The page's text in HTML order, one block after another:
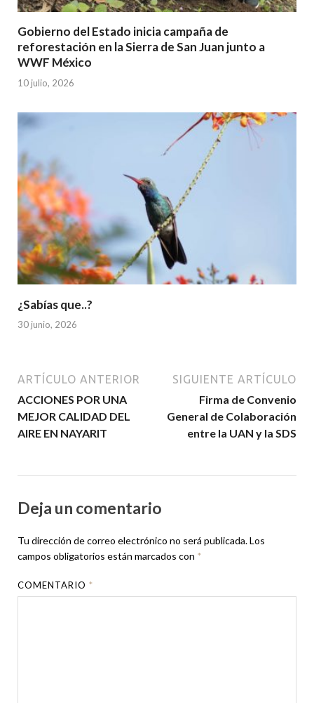
Gobierno del Estado inicia campaña de
reforestación en la Sierra de San Juan junto a
WWF México
10 julio, 2026
¿Sabías que..?
30 junio, 2026
ARTÍCULO ANTERIOR
ACCIONES POR UNA
MEJOR CALIDAD DEL
AIRE EN NAYARIT
SIGUIENTE ARTÍCULO
Firma de Convenio
General de Colaboración
entre la UAN y la SDS
Deja un comentario
Tu dirección de correo electrónico no será publicada.Los
campos obligatorios están marcados con *
COMENTARIO*